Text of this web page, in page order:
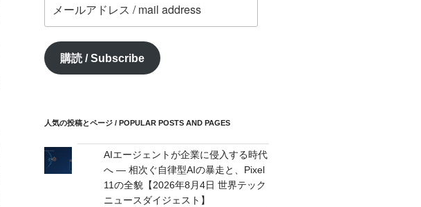
ア
ド
mail
購読 / Subscribe
人気の投稿とページ / POPULAR POSTS AND PAGES
AIエージェントが企業に侵入する時代
へ — 相次ぐ自律型AIの暴走と、Pixel
11の全貌【2026年8月4日 世界テック
ニュースダイジェスト】